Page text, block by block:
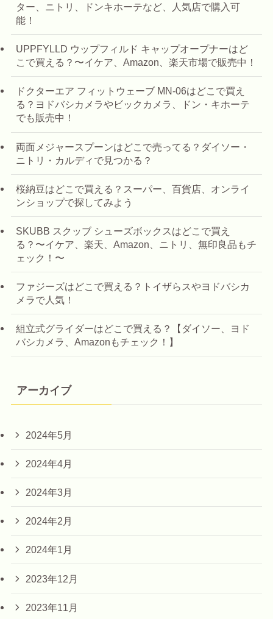
ター、ニトリ、ドンキホーテなど、人気店で購入可
能！
UPPFYLLD ウップフィルド キャップオープナーはど
こで買える？〜イケア、Amazon、楽天市場で販売中！
ドクターエア フィットウェーブ MN-06はどこで買え
る？ヨドバシカメラやビックカメラ、ドン・キホーテ
でも販売中！
両面メジャースプーンはどこで売ってる？ダイソー・
ニトリ・カルディで見つかる？
桜納豆はどこで買える？スーパー、百貨店、オンライ
ンショップで探してみよう
SKUBB スクッブ シューズボックスはどこで買え
る？〜イケア、楽天、Amazon、ニトリ、無印良品もチ
ェック！〜
ファジーズはどこで買える？トイザらスやヨドバシカ
メラで人気！
組立式グライダーはどこで買える？【ダイソー、ヨド
バシカメラ、Amazonもチェック！】
アーカイブ
2024年5月
2024年4月
2024年3月
2024年2月
2024年1月
2023年12月
2023年11月